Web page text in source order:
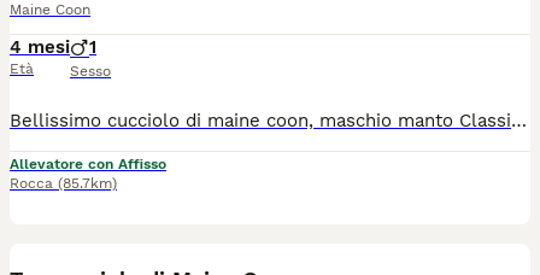
Maine Coon
4 mesi
Età
1
Sesso
Bellissimo cucciolo di maine coon, maschio manto Classic brown. Nome: Wizard. Nato a metà marzo 2026, in pronta consegna. Carattere dolcissimo e giocherellone. Richiesta: 1000 da compagnia. Genitori di nostra proprietà e visibili in sede I nostri gattini vengono ceduti al compimento dei tre mesi, con Pedigree AGI (riconosciuto dal MASAF) microchip vaccinazione sverminazione libretto sanitario passaggio di proprietà Sinac. Entrambi i genitori sono negativi FIV/FeLV negativi ai test genetici per le patologie più comuni: Miocardiopatia ipertrofica (gene MYBPC3), Atrofia progressiva della retina (gene KIF3B), Degenerazione tardiva dei fotorecettori, Malattia renale policistica, Miotonia congenita, Disgenesia cerebrale, Mucopolisaccaridosi, Deficit di diidropirimidinasi, Malattia di Niemann-Pick, Amaurosi congenita di Leber, Porfiria intermittente acuta. Ci troviamo a Montiglio Monferrato (AT). Possibilità di portare a mano in Piemonte, anche a domicilio
Allevatore con Affisso
Rocca (85.7km)